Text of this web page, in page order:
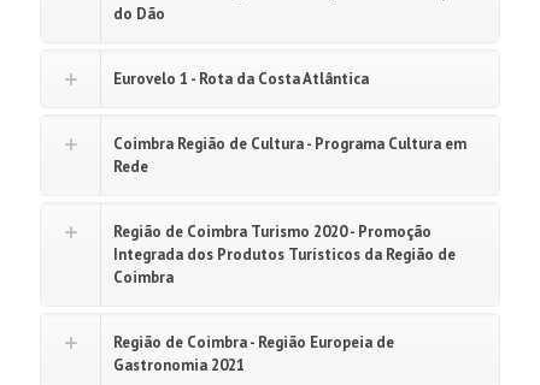
do Dão
Eurovelo 1 - Rota da Costa Atlântica
Coimbra Região de Cultura - Programa Cultura em
Rede
Região de Coimbra Turismo 2020 - Promoção
Integrada dos Produtos Turísticos da Região de
Coimbra
Região de Coimbra - Região Europeia de
Gastronomia 2021